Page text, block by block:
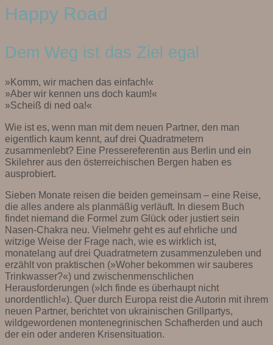
Happy Road
Dem Weg ist das Ziel egal
»Komm, wir machen das einfach!«
»Aber wir kennen uns doch kaum!«
»Scheiß di ned oa!«
Wie ist es, wenn man mit dem neuen Partner, den man
eigentlich kaum kennt, auf drei Quadratmetern
zusammenlebt? Eine Pressereferentin aus Berlin und ein
Skilehrer aus den österreichischen Bergen haben es
ausprobiert.
Sieben Monate reisen die beiden gemeinsam – eine Reise,
die alles andere als planmäßig verläuft. In diesem Buch
findet niemand die Formel zum Glück oder justiert sein
Nasen-Chakra neu. Vielmehr geht es auf ehrliche und
witzige Weise der Frage nach, wie es wirklich ist,
monatelang auf drei Quadratmetern zusammenzuleben und
erzählt von praktischen (»Woher bekommen wir sauberes
Trinkwasser?«) und zwischenmenschlichen
Herausforderungen (»Ich finde es überhaupt nicht
unordentlich!«). Quer durch Europa reist die Autorin mit ihrem
neuen Partner, berichtet von ukrainischen Grillpartys,
wildgewordenen montenegrinischen Schafherden und auch
der ein oder anderen Krisensituation.